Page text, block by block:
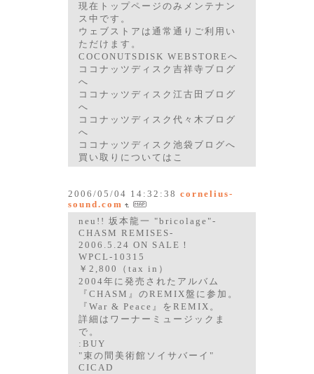
現在トップページのみメンテナン
ス中です。
ウェブストアは通常通りご利用い
ただけます。
COCONUTSDISK WEBSTOREへ
ココナッツディスク吉祥寺ブログ
へ
ココナッツディスク江古田ブログ
へ
ココナッツディスク代々木ブログ
へ
ココナッツディスク池袋ブログへ
買い取りについてはこ
2006/05/04 14:32:38 cornelius-
sound.com
neu!! 坂本龍一 "bricolage"-
CHASM REMISES-
2006.5.24 ON SALE！
WPCL-10315
￥2,800（tax in）
2004年に発売されたアルバム
『CHASM』のREMIX盤に参加。
『War & Peace』をREMIX。
詳細はワーナーミュージックま
で。
:BUY
"束の間美術館ソイサバーイ"
CICAD